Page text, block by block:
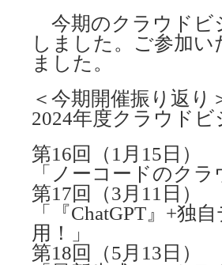
今期のクラウドビ
しました。ご参加
ました。
＜今期開催振り返り
2024年度クラウド
第16回（1月15日）
「ノーコードのク
第17回（3月11日）
「『ChatGPT』+独
用！」
第18回（5月13日）